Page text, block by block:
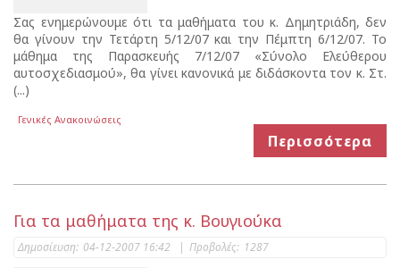
Σας ενημερώνουμε ότι τα μαθήματα του κ. Δημητριάδη, δεν
θα γίνουν την Τετάρτη 5/12/07 και την Πέμπτη 6/12/07. Το
μάθημα της Παρασκευής 7/12/07 «Σύνολο Ελεύθερου
αυτοσχεδιασμού», θα γίνει κανονικά με διδάσκοντα τον κ. Στ.
(...)
Γενικές Ανακοινώσεις
Περισσότερα
Για τα μαθήματα της κ. Βουγιούκα
Δημοσίευση: 04-12-2007 16:42 | Προβολές: 1287